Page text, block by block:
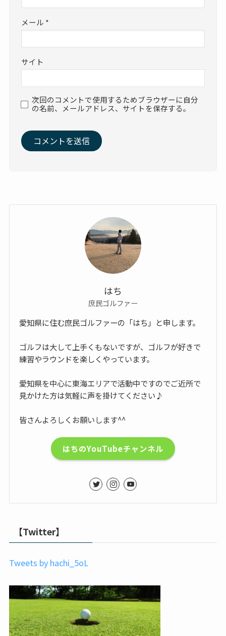
メール *
サイト
次回のコメントで使用するためブラウザーに自分
の名前、メールアドレス、サイトを保存する。
はち
庶民ゴルファー
愛知県に住む庶民ゴルファーの「はち」と申します。
ゴルフは大して上手くもないですが、ゴルフが好きで
練習やラウンドを楽しくやっています。
愛知県を中心に東海エリアで活動中ですのでご近所で
見かけた方は気軽に声を掛けてください♪
皆さんよろしくお願いします^^
はちのYouTubeチャンネル
【Twitter】
Tweets by hachi_5oL